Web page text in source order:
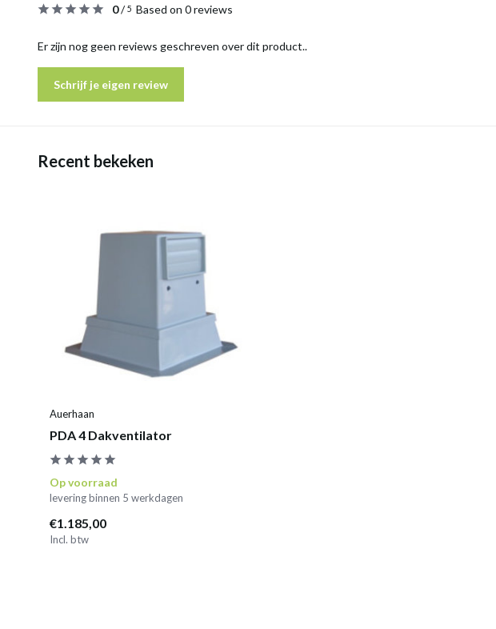
0/5 Based on 0 reviews
Er zijn nog geen reviews geschreven over dit product..
Schrijf je eigen review
Recent bekeken
Auerhaan
PDA 4 Dakventilator
Op voorraad
levering binnen 5 werkdagen
€1.185,00
Incl. btw